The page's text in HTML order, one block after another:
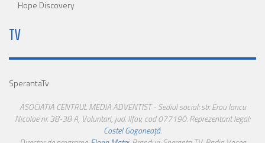
Hope Discovery
TV
SperantaTv
ASOCIATIA CENTRUL MEDIA ADVENTIST - Sediul social: str. Erou Iancu
Nicolae nr. 38-38 A, Voluntari, jud. Ilfov, cod 077190. Reprezentant legal:
Costel Gogoneață.